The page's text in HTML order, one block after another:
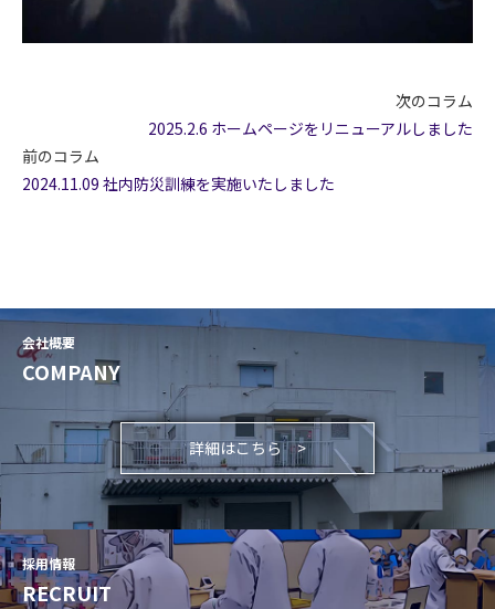
次のコラム
2025.2.6 ホームページをリニューアルしました
前のコラム
2024.11.09 社内防災訓練を実施いたしました
会社概要
COMPANY
詳細はこちら
採用情報
RECRUIT